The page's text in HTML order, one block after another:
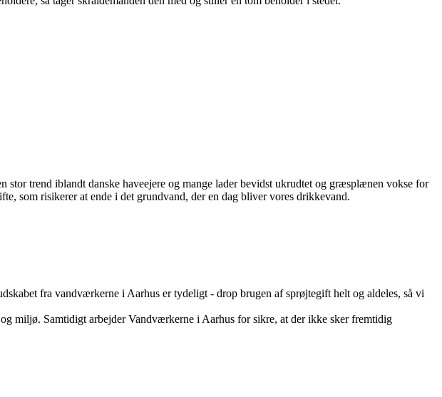
trend iblandt danske haveejere og mange lader bevidst ukrudtet og græsplænen vokse for
som risikerer at ende i det grundvand, der en dag bliver vores drikkevand.
fra vandværkerne i Aarhus er tydeligt - drop brugen af sprøjtegift helt og aldeles, så vi
miljø. Samtidigt arbejder Vandværkerne i Aarhus for sikre, at der ikke sker fremtidig